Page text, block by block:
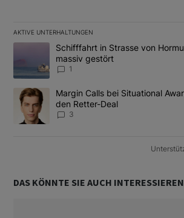
AKTIVE UNTERHALTUNGEN
Das Folgende ist eine Liste der am
Ein Trendartikel mit dem Titel "Schifffahrt
Schifffahrt in Strasse von
massiv gestört
1
Ein Trendartikel mit dem Titel "Margin
Margin Calls bei Situational
den Retter-Deal
3
DAS KÖNNTE SIE AUCH INTERESSIEREN